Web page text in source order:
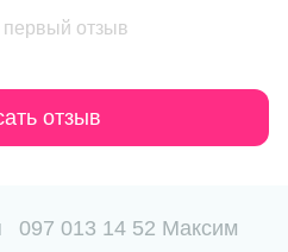
первый отзыв
отзыв
097 013 14 52 Максим